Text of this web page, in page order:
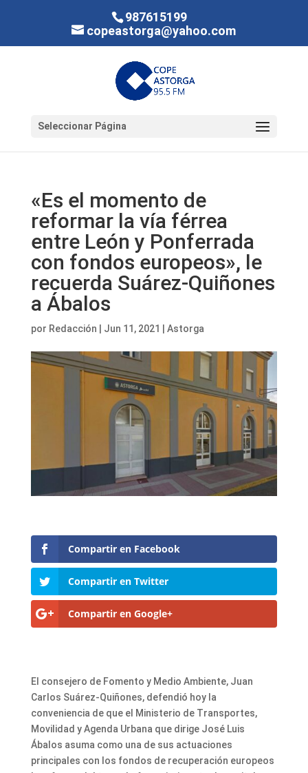
987615199
copeastorga@yahoo.com
Seleccionar Página
«Es el momento de
reformar la vía férrea
entre León y Ponferrada
con fondos europeos», le
recuerda Suárez-Quiñones
a Ábalos
por Redacción Jun 11, 2021 Astorga
Compartir en Facebook
Compartir en Twitter
Compartir en Google+
El consejero de Fomento y Medio Ambiente, Juan
Carlos Suárez-Quiñones, defendió hoy la
conveniencia de que el Ministerio de Transportes,
Movilidad y Agenda Urbana que dirige José Luis
Ábalos asuma como una de sus actuaciones
principales con los fondos de recuperación europeos